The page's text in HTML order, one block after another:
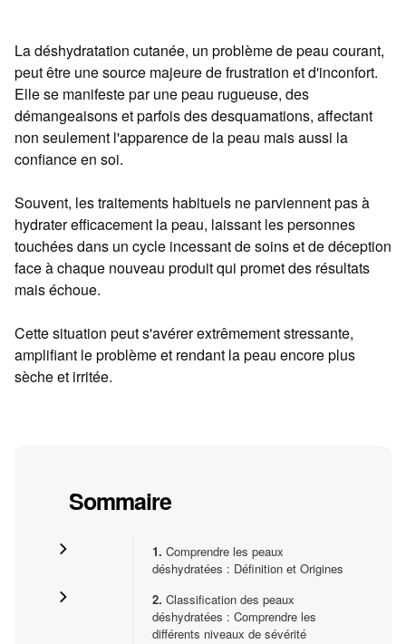
La déshydratation cutanée, un problème de peau courant,
peut être une source majeure de frustration et d'inconfort.
Elle se manifeste par une peau rugueuse, des
démangeaisons et parfois des desquamations, affectant
non seulement l'apparence de la peau mais aussi la
confiance en soi.
Souvent, les traitements habituels ne parviennent pas à
hydrater efficacement la peau, laissant les personnes
touchées dans un cycle incessant de soins et de déception
face à chaque nouveau produit qui promet des résultats
mais échoue.
Cette situation peut s'avérer extrêmement stressante,
amplifiant le problème et rendant la peau encore plus
sèche et irritée.
Sommaire
1. Comprendre les peaux
déshydratées : Définition et Origines
2. Classification des peaux
déshydratées : Comprendre les
différents niveaux de sévérité